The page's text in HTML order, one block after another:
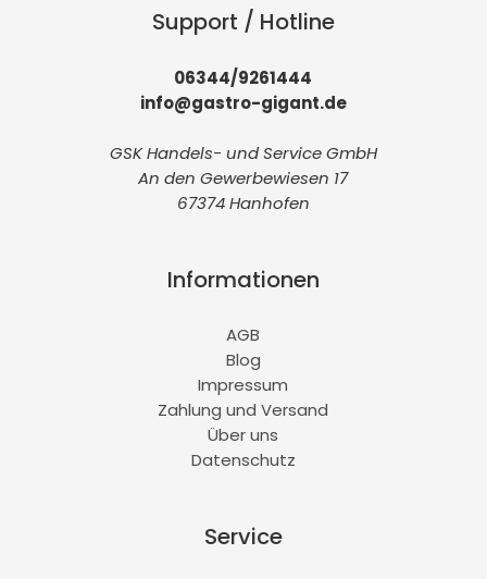
Support / Hotline
06344/9261444
info@gastro-gigant.de
GSK Handels- und Service GmbH
An den Gewerbewiesen 17
67374 Hanhofen
Informationen
AGB
Blog
Impressum
Zahlung und Versand
Über uns
Datenschutz
Service